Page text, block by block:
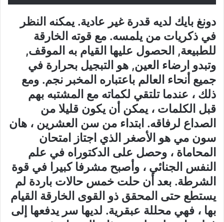
دونغ بايك لديه قدرة غير عادية. يمكنه النظر
في ذكريات من يلمسه. مع قوته الخارقة
للطبيعة, الحصول عليها القيام به الموقف,
وتبدو ارضاء العين, هو التبجيل بحرارة في
جميع أنحاء العالم باعتباره المخبر نجم. ومع
ذلك ، عندما تلتقي لكماته مع المشتبه بهم
قبل الكلمات ، يمكن أن يكون قليلا من
الصداع لرفاقه. ابتداء من سن العشرين ، هان
سون مي هو الأصغر الذي اجتاز امتحان
المحاماة ، وحصل على الدكتوراه في علم
النفس الجنائي ، وأصبح مشرفا كبيرا في قوة
الشرطة. بعد أن حلت خمس حالات باردة لم
يستطع حتى المحقق ذو القوى الخارقة القيام
بها ، فهي محللة عبقرية. لديها سر يدفعها إلى